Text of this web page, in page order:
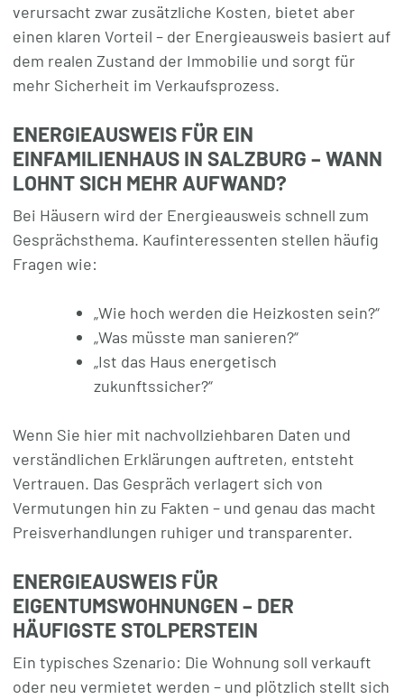
verursacht zwar zusätzliche Kosten, bietet aber
einen klaren Vorteil – der Energieausweis basiert auf
dem realen Zustand der Immobilie und sorgt für
mehr Sicherheit im Verkaufsprozess.
ENERGIEAUSWEIS FÜR EIN
EINFAMILIENHAUS IN SALZBURG – WANN
LOHNT SICH MEHR AUFWAND?
Bei Häusern wird der Energieausweis schnell zum
Gesprächsthema. Kaufinteressenten stellen häufig
Fragen wie:
„Wie hoch werden die Heizkosten sein?“
„Was müsste man sanieren?“
„Ist das Haus energetisch
zukunftssicher?“
Wenn Sie hier mit nachvollziehbaren Daten und
verständlichen Erklärungen auftreten, entsteht
Vertrauen. Das Gespräch verlagert sich von
Vermutungen hin zu Fakten – und genau das macht
Preisverhandlungen ruhiger und transparenter.
ENERGIEAUSWEIS FÜR
EIGENTUMSWOHNUNGEN – DER
HÄUFIGSTE STOLPERSTEIN
Ein typisches Szenario: Die Wohnung soll verkauft
oder neu vermietet werden – und plötzlich stellt sich